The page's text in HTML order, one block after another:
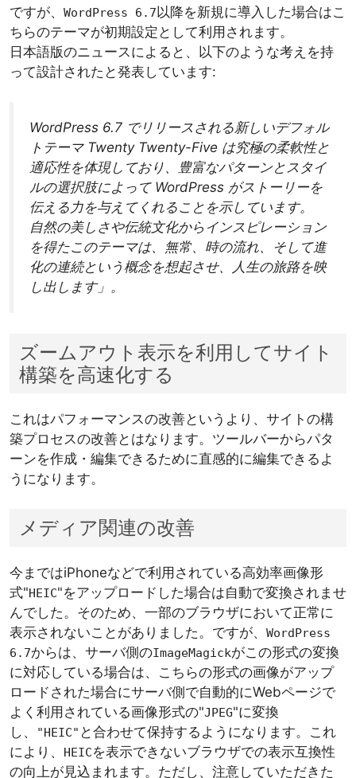
ですが、 WordPress 6.7以降を新規に導入した場合はこ
ちらのテーマが初期設定として利用されます。
日本語版のニュースによると、以下のような考えを持
って設計されたと発表しています:
WordPress 6.7 でリリースされる新しいデフォル
トテーマ Twenty Twenty-F​​ive は究極の柔軟性と
適応性を体現しており、豊富なパターンとスタイ
ルの選択肢によって WordPress がストーリーを
伝える力を与えてくれることを示しています。
自然の美しさや伝統文化からインスピレーション
を得たこのテーマは、無常、時の流れ、そして進
化の連続という概念を想起させ、人生の旅路を映
し出します」。
ズームアウト表示を利用してサイト
構築を高速化する
これはパフォーマンスの改善というより、サイトの構
築プロセスの改善とはなります。ツールバーからパタ
ーンを作成・編集できるために直感的に編集できるよ
うになります。
メディア関連の改善
今まではiPhoneなどで利用されている高効率画像形
式"HEIC"をアップロードした場合は自動で変換されませ
んでした。そのため、一部のブラウザにおいて正常に
表示されないことがありました。ですが、 WordPress
6.7からは、サーバ側のImageMagickがこの形式の変換
に対応している場合は、こちらの形式の画像がアップ
ロードされた場合にサーバ側で自動的にWebページで
よく利用されている画像形式の"JPEG"に変換
し、
"HEIC" と合わせて保持するようになります。これ
により、
HEICを表示できないブラウザでの表示互換性
の向上が見込まれます。ただし、注意していただきた